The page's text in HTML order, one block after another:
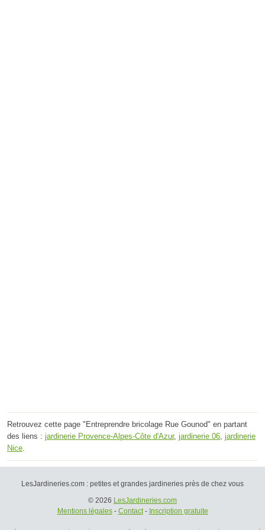
Retrouvez cette page "Entreprendre bricolage Rue Gounod" en partant
des liens : jardinerie Provence-Alpes-Côte d'Azur, jardinerie 06 jardinerie
Nice
LesJardineries.com : petites et grandes jardineries près de chez vous
© 2026 LesJardineries.com
Mentions légales- Contact- Inscription gratuite